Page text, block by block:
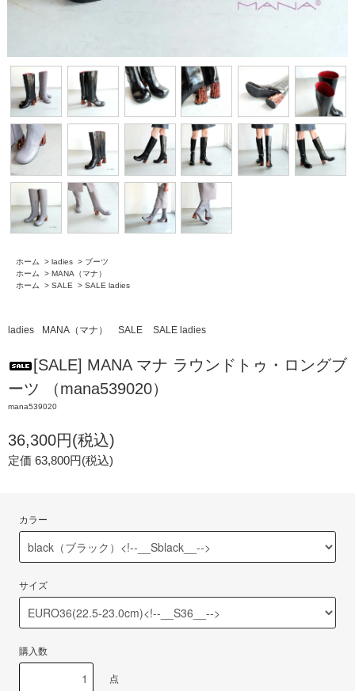
ホーム > ladies > ブーツ
ホーム
> MANA（マナ）
ホーム
> SALE > SALE ladies
ladies MANA（マナ） SALE SALE ladies
[SALE] MANA マナ ラウンドトゥ・ロングブ
ーツ （mana539020）
mana539020
36,300円(税込)
定価 63,800円(税込)
カラー
サイズ
購入数
点